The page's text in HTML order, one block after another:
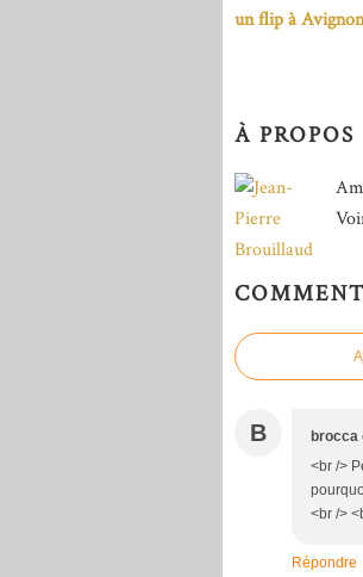
un flip à Avignon
À PROPOS
B brocca
<br />
<br />
Répondre